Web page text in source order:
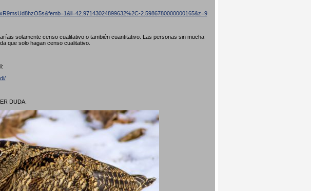
2.5986780000000165&z=9
solamente censo cualitativo o también cuantitativo. Las personas sin mucha
que solo hagan censo cualitativo.
DUDA.